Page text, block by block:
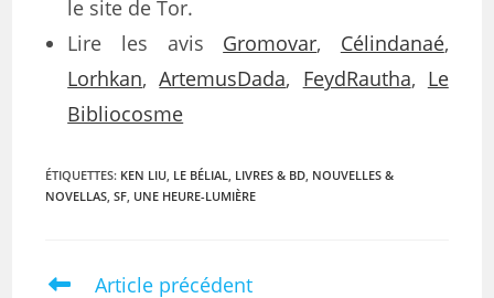
le site de Tor.
Lire les avis Gromovar, Célindanaé,
Lorhkan,ArtemusDada, FeydRautha, Le
Bibliocosme
ÉTIQUETTES: KEN LIU, LE BÉLIAL, LIVRES & BD, NOUVELLES &
NOVELLAS, SF, UNE HEURE-LUMIÈRE
Article précédent